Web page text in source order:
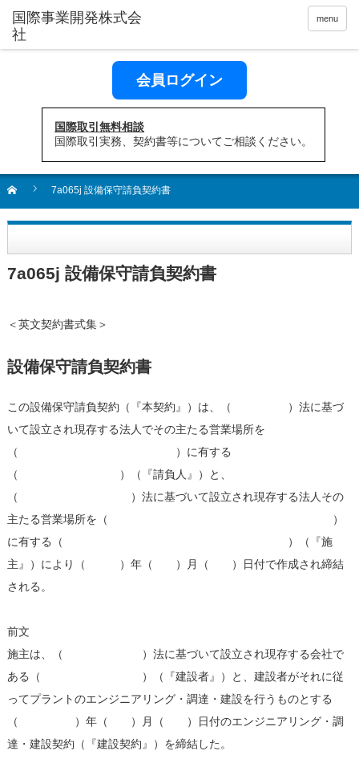
menu
会員ログイン
国際取引無料相談
国際取引実務、契約書等についてご相談ください。
7a065j 設備保守請負契約書
7a065j 設備保守請負契約書
＜英文契約書式集＞
設備保守請負契約書
この設備保守請負契約（『本契約』）は、（ ）法に基づ
いて設立され現存する法人でその主たる営業場所を
（ ）に有する
（ ）（『請負人』）と、
（ ）法に基づいて設立され現存する法人その
主たる営業場所を（ ）
に有する（ ）（『施
主』）により（ ）年（ ）月（ ）日付で作成され締結
される。
前文
施主は、（ ）法に基づいて設立され現存する会社で
ある（ ）（『建設者』）と、建設者がそれに従
ってプラントのエンジニアリング・調達・建設を行うものとする
（ ）年（ ）月（ ）日付のエンジニアリング・調
達・建設契約（『建設契約』）を締結した。